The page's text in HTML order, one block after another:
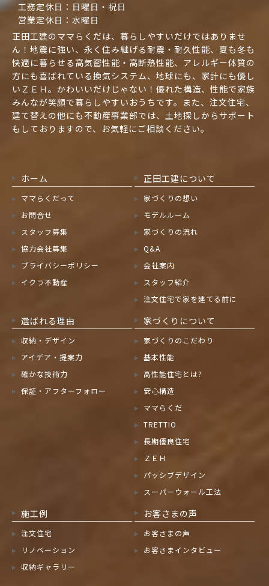
工務定休日：日曜日・祝日
営業定休日：水曜日
正田工建のママらくだは、暮らしやすいだけではありませ
ん！地震に強い、永く住み継げる耐震・耐久性能、夏も冬も
快適に暮らせる高気密性能・高断熱性能、アレルギー体質の
方にも喜ばれている換気システム、地球にも、家計にも優し
いＺＥＨ。かわいいだけじゃない！優れた構造、性能で家族
みんなが笑顔で暮らしやすいおうちです。また、注文住宅、
建て替えの他にも不動産事業部では、土地探しからサポート
もしておりますので、お気軽にご相談ください。
ホーム
ママらくだって
お問合せ
スタッフ募集
協力会社募集
プライバシーポリシー
イクラ不動産
正田工建について
家づくりの想い
モデルルーム
家づくりの流れ
Q&A
会社案内
スタッフ紹介
注文住宅で家を建てる前に
選ばれる理由
収納・デザイン
アイデア・提案力
確かな技術力
保証・アフターフォロー
家づくりについて
家づくりのこだわり
基本性能
高性能住宅とは?
安心構造
ママらくだ
TRETTIO
長期優良住宅
ＺＥＨ
パッシブデザイン
スーパーウォール工法
施工例
注文住宅
リノベーション
収納ギャラリー
お客さまの声
お客さまの声
お客さまインタビュー